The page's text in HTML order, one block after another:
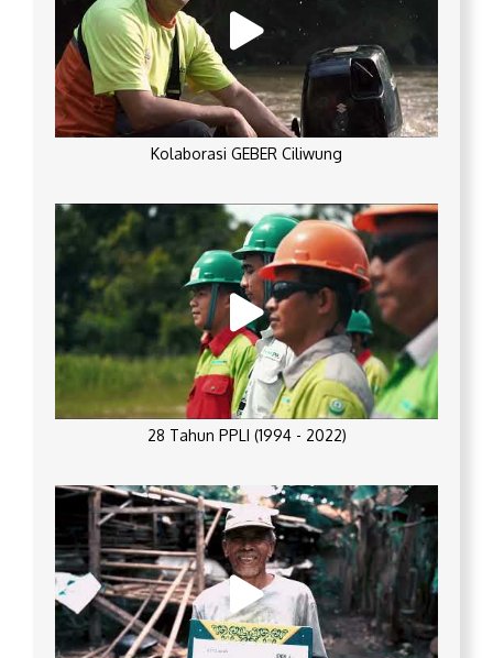
Kolaborasi GEBER Ciliwung
28 Tahun PPLI (1994 - 2022)